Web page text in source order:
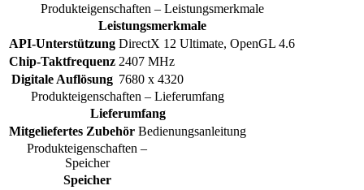
Produkteigenschaften – Leistungsmerkmale
Leistungsmerkmale
API-Unterstützung DirectX 12 Ultimate, OpenGL 4.6
Chip-Taktfrequenz 2407 MHz
Digitale Auflösung 7680 x 4320
Produkteigenschaften – Lieferumfang
Lieferumfang
Mitgeliefertes Zubehör Bedienungsanleitung
Produkteigenschaften –
Speicher
Speicher